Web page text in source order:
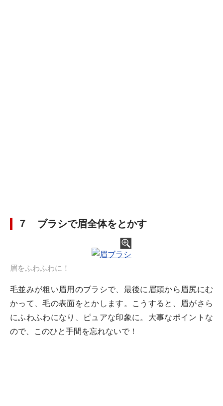
７ ブラシで眉全体をとかす
眉をふわふわに！
毛並みが粗い眉用のブラシで、最後に眉頭から眉尻にむ
かって、毛の表面をとかします。こうすると、眉がさら
にふわふわになり、ピュアな印象に。大事なポイントな
ので、このひと手間を忘れないで！